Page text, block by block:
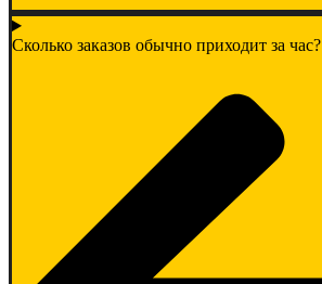
Сколько заказов обычно приходит за час?